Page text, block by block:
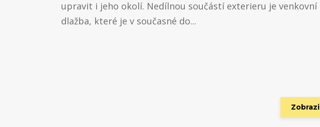
upravit i jeho okolí. Nedílnou součástí exterieru je venkovní
dlažba, které je v současné do...